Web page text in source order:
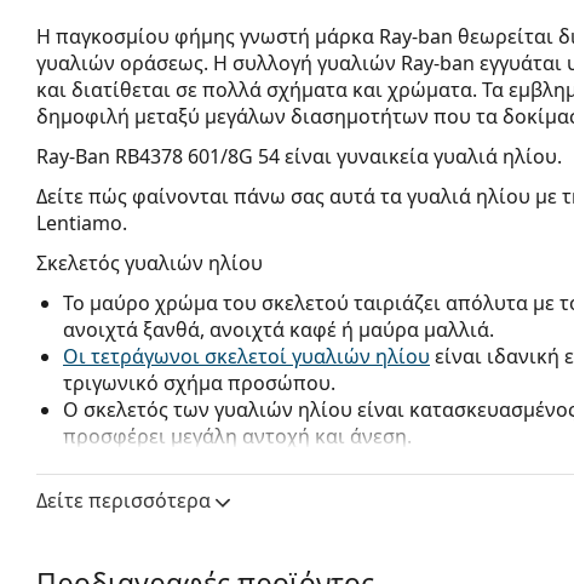
Η παγκοσμίου φήμης γνωστή μάρκα Ray-ban θεωρείται
γυαλιών οράσεως. Η συλλογή γυαλιών Ray-ban
και διατίθεται σε πολλά σχήματα και χρώματα. Τα
δημοφιλή μεταξύ μεγάλων διασημοτήτων που τα
Ray-Ban RB4378 601/8G 54είναι γυναικεία γυαλιά ηλίου.
Δείτε πώς φαίνονται πάνω σας αυτά τα γυαλιά ηλίου με
Lentiamo.
Σκελετός γυαλιών ηλίου
Το μαύρο χρώμα του σκελετού ταιριάζει απόλυτα με
ανοιχτά ξανθά, ανοιχτά καφέ ή μαύρα μαλλιά.
Οι τετράγωνοι σκελετοί γυαλιών ηλίου είναι
τριγωνικό σχήμα προσώπου.
Ο σκελετός των γυαλιών ηλίου είναι
προσφέρει μεγάλη αντοχή και άνεση.
ή χωρίς συνταγή.
Οι γκρι φακοί μειώνουν την ένταση του φωτός χωρίς
Δείτε περισσότερα